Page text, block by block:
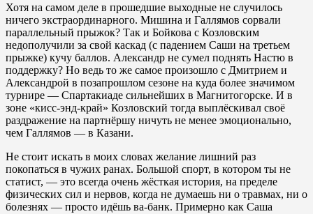
Хотя на самом деле в прошедшие выходные не случилось
ничего экстраординарного. Мишина и Галлямов сорвали
параллельный прыжок? Так и Бойкова с Козловским
недополучили за свой каскад (с падением Саши на третьем
прыжке) кучу баллов. Александр не сумел поднять Настю в
поддержку? Но ведь то же самое произошло с Дмитрием и
Александрой в позапрошлом сезоне на куда более значимом
турнире — Спартакиаде сильнейших в Магнитогорске. И в
зоне «кисс-энд-край» Козловский тогда выплёскивал своё
раздражение на партнёршу ничуть не менее эмоционально,
чем Галлямов — в Казани.
Не стоит искать в моих словах желание лишний раз
покопаться в чужих ранах. Большой спорт, в котором ты не
статист, — это всегда очень жёсткая история, на пределе
физических сил и нервов, когда не думаешь ни о травмах, ни о
болезнях — просто идёшь ва-банк. Примерно как Саша